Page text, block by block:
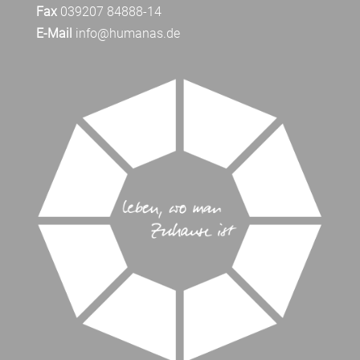
Fax039207 84888-14
E-Mail info@humanas.de